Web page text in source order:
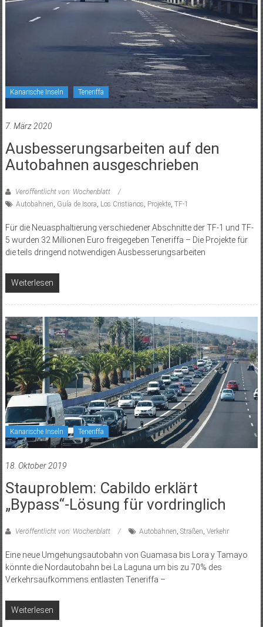
Kanarische Inseln Teneriffa
7. März 2020
Ausbesserungsarbeiten auf den
Autobahnen ausgeschrieben
Veröffentlicht von: Wochenblatt
Autobahnen, Guía de Isora, Los Cristianos, Projekte, TF-1
Für die Neuasphaltierung verschiedener Abschnitte der TF-1 und TF-
5 wurden 32 Millionen Euro freigegeben Teneriffa – Die Projekte für
die teils dringend notwendigen Ausbesserungsarbeiten
Weiterlesen
Kanarische Inseln Teneriffa
18. Oktober 2019
Stauproblem: Cabildo erklärt
„Bypass“-Lösung für vordringlich
Veröffentlicht von: Wochenblatt Autobahnen, Straßen, Verkehr
Eine neue Umgehungsautobahn von Guamasa bis Lora y Tamayo
könnte die Nordautobahn bei La Laguna um bis zu 70% des
Verkehrsaufkommens entlasten Teneriffa –
Weiterlesen